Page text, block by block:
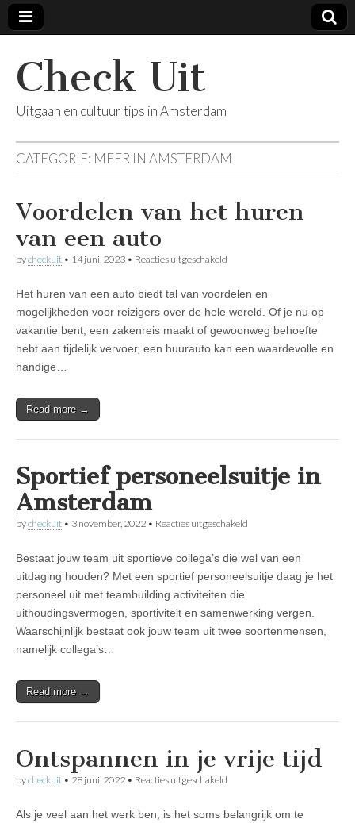
Check Uit
Uitgaan en cultuur tips in Amsterdam
CATEGORIE: MEER IN AMSTERDAM
Voordelen van het huren
van een auto
bycheckuit • 14 juni, 2023 • Reacties uitgeschakeld
het
huren
een
auto
Het huren van een auto biedt tal van voordelen en
mogelijkheden voor reizigers over de hele wereld. Of je nu op
vakantie bent, een zakenreis maakt of gewoonweg behoefte
hebt aan tijdelijk vervoer, een huurauto kan een waardevolle en
handige…
Read more →
Sportief personeelsuitje in
Amsterdam
bycheckuit • 3 november, 2022 • Reacties uitgeschakeld
o
r
e
p
e
s
u
e
Bestaat jouw team uit sportieve collega’s die wel van een
uitdaging houden? Met een sportief personeelsuitje daag je het
personeel uit met teambuilding activiteiten die
uithoudingsvermogen, sportiviteit en samenwerking vergen.
Waarschijnlijk bestaat ook jouw team uit twee soortenmensen,
namelijk collega’s…
Read more →
Ontspannen in je vrije tijd
bycheckuit • 28 juni, 2022 • Reacties uitgeschakeld
je
Als je veel aan het werk ben, is het soms belangrijk om te